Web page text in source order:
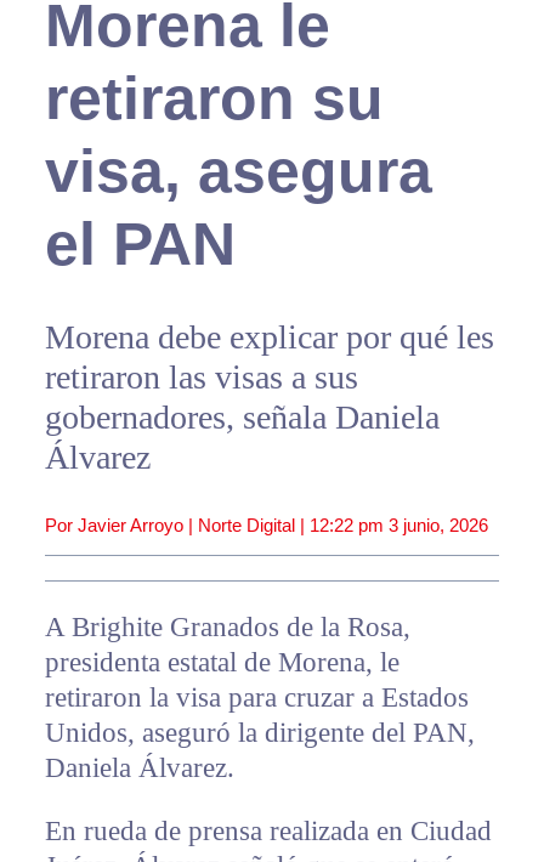
Morena le
retiraron su
visa, asegura
el PAN
Morena debe explicar por qué les
retiraron las visas a sus
gobernadores, señala Daniela
Álvarez
Por Javier Arroyo | Norte Digital | 12:22 pm 3 junio, 2026
A Brighite Granados de la Rosa,
presidenta estatal de Morena, le
retiraron la visa para cruzar a Estados
Unidos, aseguró la dirigente del PAN,
Daniela Álvarez.
En rueda de prensa realizada en Ciudad